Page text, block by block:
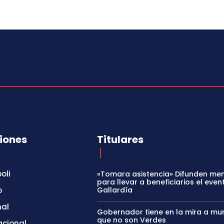
Titulares
«Tomara asistencia» Difunden
para llevar a beneficiarios el
Gallardía
Gobernador tiene en la mira a
que no son Verdes